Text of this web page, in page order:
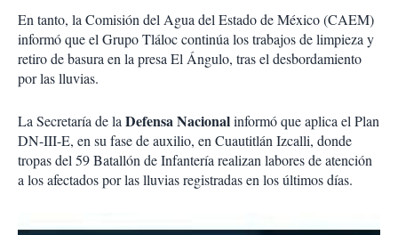
En tanto, la Comisión del Agua del Estado de México (CAEM)
informó que el Grupo Tláloc continúa los trabajos de limpieza y
retiro de basura en la presa El Ángulo, tras el desbordamiento
por las lluvias.
La Secretaría de laDefensa Nacionalinformó que aplica el Plan
DN-III-E, en su fase de auxilio, en Cuautitlán Izcalli, donde
tropas del 59 Batallón de Infantería realizan labores de atención
a los afectados por las lluvias registradas en los últimos días.